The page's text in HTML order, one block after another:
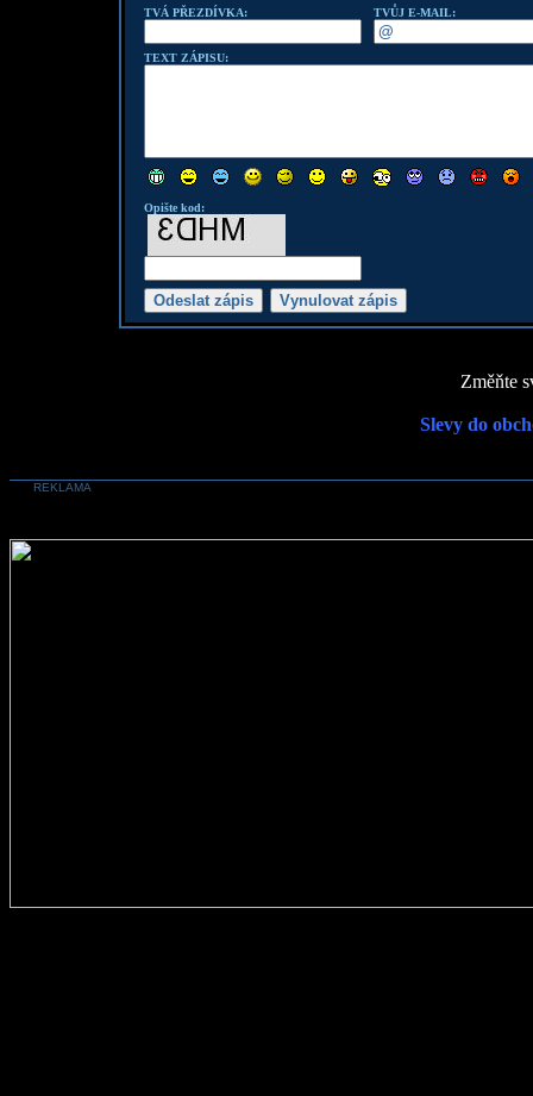
TVÁ PŘEZDÍVKA: TVŮJ E-MAIL:
TEXT ZÁPISU:
Opište kod:
Změňte
Slevy do
REKLAMA